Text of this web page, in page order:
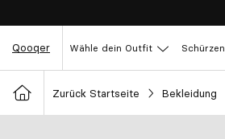
Qooqer Wähle dein Outfit Schürzen
Zurück Startseite Bekleidung